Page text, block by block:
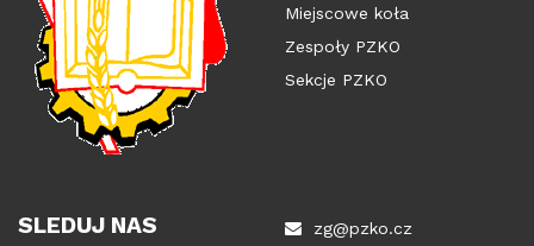
Miejscowe koła
Zespoły PZKO
Sekcje PZKO
SLEDUJ NAS
zg@pzko.cz